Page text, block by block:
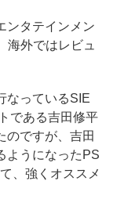
ンタテインメン
海外ではレビュ
なっているSIE
である吉田修平
のですが、吉田
ようになったPS
、強くオススメ